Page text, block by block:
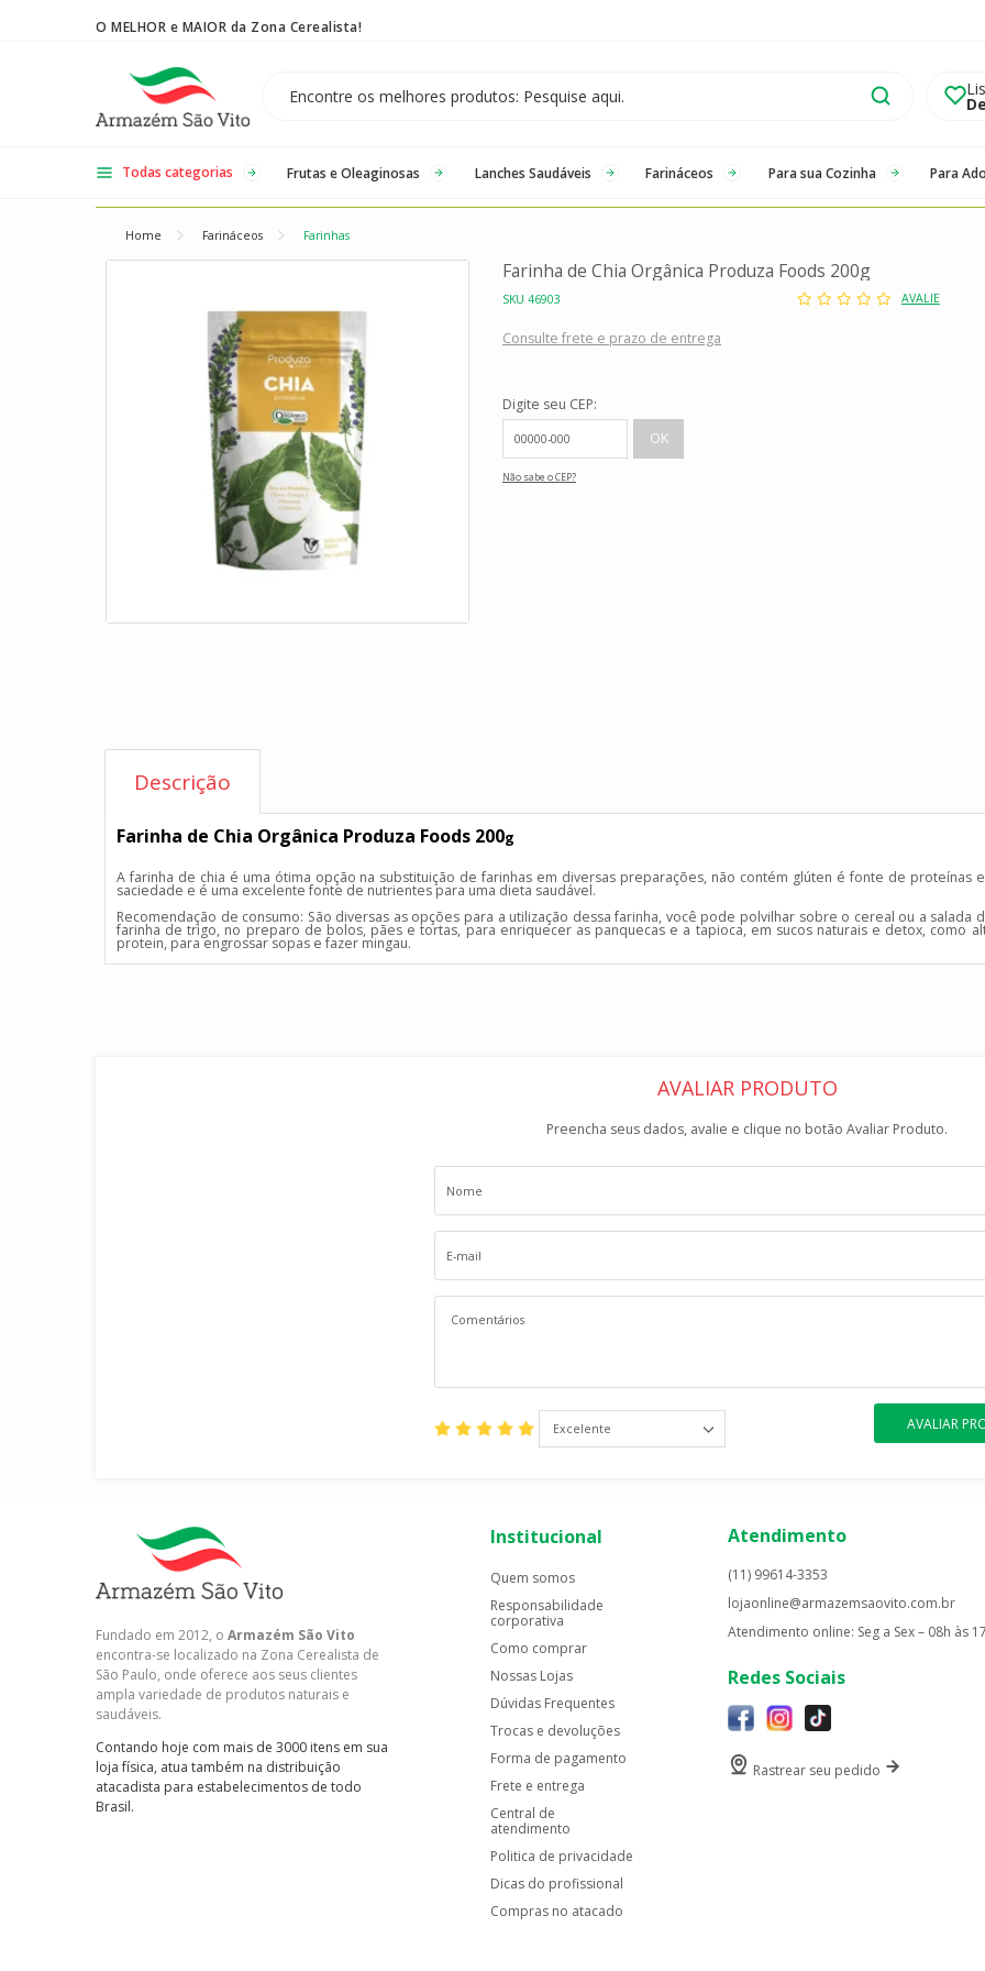
O MELHOR e MAIOR da Zona Cerealista!
Todas categorias Frutas e Oleaginosas Lanches Saudáveis Farináceos Para sua Cozinha Para
Home Farináceos Farinhas
Farinha de Chia Orgânica Produza Foods 200g
SKU 46903 AVALIE
Consulte frete e prazo de entrega
Digite seu CEP:
Não sabe o CEP?
Descrição
Farinha de Chia Orgânica Produza Foods 200g
A farinha de chia é uma ótima opção na substituição de farinhas em diversas preparações, não contém glúten é fonte de proteínas
saciedade e é uma excelente fonte de nutrientes para uma dieta saudável.
Recomendação de consumo: São diversas as opções para a utilização dessa farinha, você pode polvilhar sobre o cereal ou a
farinha de trigo, no preparo de bolos, pães e tortas, para enriquecer as panquecas e a tapioca, em sucos naturais e detox, como
protein, para engrossar sopas e fazer mingau.
AVALIAR PRODUTO
Preencha seus dados, avalie e clique no botão Avaliar Produto.
Excelente AVALIAR
Fundado em 2012, o Armazém São Vito
encontra-se localizado na Zona Cerealista de
São Paulo, onde oferece aos seus clientes
ampla variedade de produtos naturais e
saudáveis.
Contando hoje com mais de 3000 itens em sua
loja física, atua também na distribuição
atacadista para estabelecimentos de todo
Brasil.
Institucional
Quem somos
Responsabilidade
corporativa
Como comprar
Nossas Lojas
Dúvidas Frequentes
Trocas e devoluções
Forma de pagamento
Frete e entrega
Central de
atendimento
Politica de privacidade
Dicas do profissional
Compras no atacado
Atendimento
(11) 99614-3353
lojaonline@armazemsaovito.com.br
Atendimento online: Seg a Sex – 08h às
Redes Sociais
Rastrear seu pedido